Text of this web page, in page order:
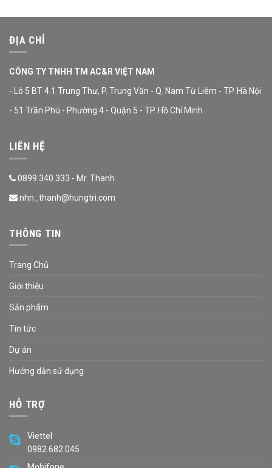
ĐỊA CHỈ
CÔNG TY TNHH TM AC&R VIỆT NAM
- Lô 5 BT 4.1 Trung Thư, P. Trung Văn - Q. Nam Từ Liêm - TP. Hà Nội
- 51 Trần Phú - Phường 4 - Quận 5 - TP. Hồ Chí Minh
LIÊN HỆ
0899.340.333 - Mr. Thanh
nhn_thanh@hungtri.com
THÔNG TIN
Trang Chủ
Giới thiệu
Sản phẩm
Tin tức
Dự án
Hướng dẫn sử dụng
HỖ TRỢ
Viettel
0982.682.045